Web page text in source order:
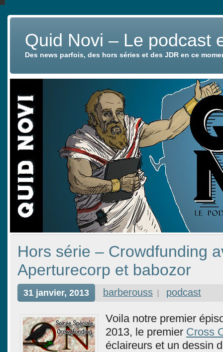
Quid Novi – Le podcast
Des news parfois, des hors séries et des JDR en ce
Hors série – Crowdfunding
Aperturecorp et babozor
31 janvier, 2013 barberouss podcast
Voila notre premier
2013, le premier Cross
éclaireurs et un dessin